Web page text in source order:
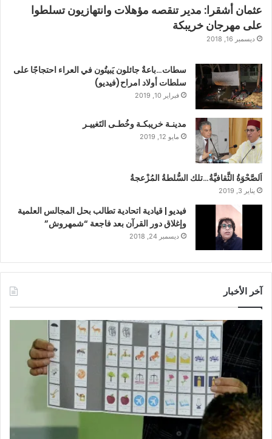
عثمان أشقرا: مدير تنقصه مؤهلات وانتهازيون تسلطوا
على مهرجان خريبكة
ديسمبر 16, 2018
سطات…باعةٌ جائلون يَبيتُون في العراء احتجاجًا على
سلطات أولاد امراح(فيديو)
فبراير 10, 2019
مدينـة خريبكـة وخُطـى التَغييـر
مايو 12, 2019
اَلصَّحْوَةُ الثَّقافيَّةُ…تلك السُّلطةُ المُزْعجةُ
يناير 3, 2019
فيديو | قيادية اتحادية تطالب بحل المجالس العلمية
وإغلاق دور القرآن بعد فاجعة “شمهروش”
ديسمبر 24, 2018
آخر الأخبار